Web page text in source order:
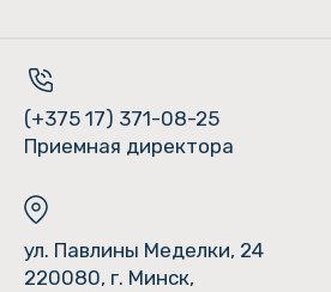
(+375 17) 371-08-25
Приемная директора
ул. Павлины Меделки, 24
220080, г. Минск,